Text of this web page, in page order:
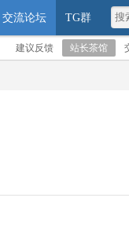
交流论坛 TG群
建议反馈 站长茶馆